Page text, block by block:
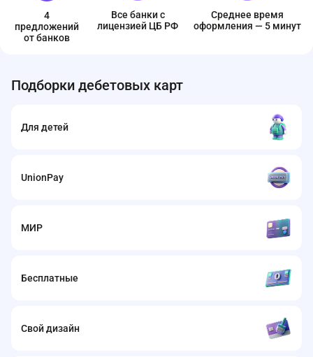
4
предложений
от банков
Все банки с
лицензией ЦБ РФ
Среднее время
оформления — 5 минут
Подборки дебетовых карт
Для детей
UnionPay
МИР
Бесплатные
Свой дизайн